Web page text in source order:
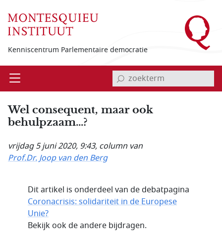
Kenniscentrum Parlementaire democratie
Open invoerveld zoekterm
Wel consequent, maar ook
behulpzaam...?
vrijdag 5 juni 2020, 9:43, column van
Prof.Dr. Joop van den Berg
Dit artikel is onderdeel van de debatpagina
Coronacrisis: solidariteit in de Europese
Unie?
Bekijk ook de andere bijdragen.